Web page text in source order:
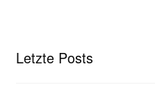
Letzte Posts